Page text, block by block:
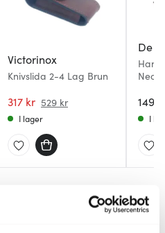
Victorinox
Knivslida 2-4 Lag Brun
317 kr 529 kr
I lager
De
149
I